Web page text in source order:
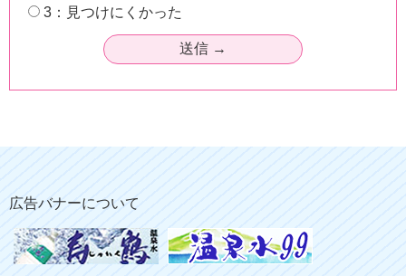
3：見つけにくかった
広告バナーについて